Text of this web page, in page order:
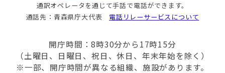
通訳オペレータを通じて手話で電話ができます。
通話先：青森県庁大代表 電話リレーサービスについて
開庁時間：8時30分から17時15分
（土曜日、日曜日、祝日、休日、年末年始を除く）
※一部、開庁時間が異なる組織、施設があります。